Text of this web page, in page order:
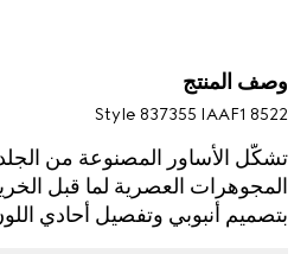
وصف المنتج
Style ‎837355 IAAF1 8522
تشكّل الأساور المصنوعة من
بتصميم أنبوبي وتفصيل أحادي